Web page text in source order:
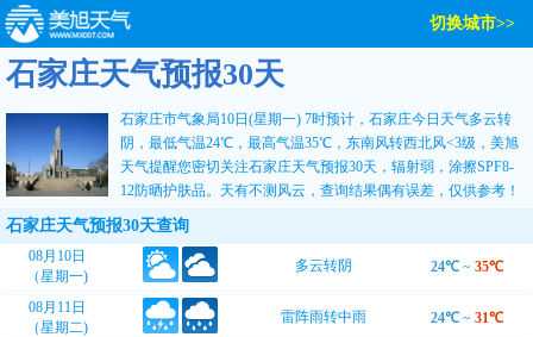
切换城市>>
石家庄天气预报30天
石家庄市气象局10日(星期一) 7时预计，石家庄今日天气多云转
阴，最低气温24℃，最高气温35℃，东南风转西北风<3级， 美旭
天气提醒您密切关注石家庄天气预报30天 ，辐射弱，涂擦SPF8-
12防晒护肤品。天有不测风云，查询结果偶有误差，仅供参考！
石家庄天气预报30天查询
08月10日
（星期一)
多云转阴 24℃~ 35℃
08月11日
（星期二)
雷阵雨转中雨 24℃~ 31℃